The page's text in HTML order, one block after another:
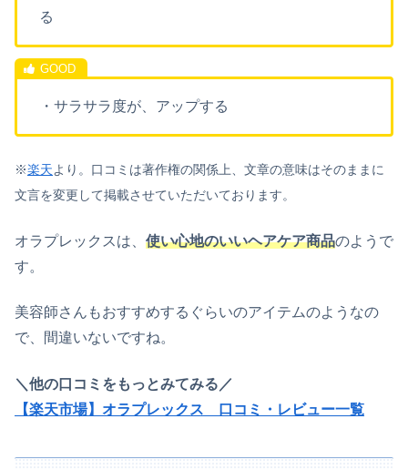
る
・サラサラ度が、アップする
※楽天より。口コミは著作権の関係上、文章の意味はそのままに
文言を変更して掲載させていただいております。
オラプレックスは、 使い心地のいいヘアケア商品のようで
す。
美容師さんもおすすめするぐらいのアイテムのようなの
で、間違いないですね。
＼他の口コミをもっとみてみる／
【楽天市場】オラプレックス 口コミ・レビュー一覧